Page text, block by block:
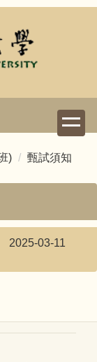
) 甄試須知
2025-03-11